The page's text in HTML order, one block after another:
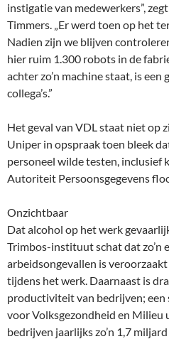
instigatie van medewerkers”,
Timmers. „Er werd toen op het
Nadien zijn we blijven
hier ruim 1.300 robots in de
achter zo’n machine staat, is een
collega’s.”
Het geval van VDL staat niet op
Uniper in opspraak toen bleek
personeel wilde testen, inclusief
Autoriteit Persoonsgegevens
Onzichtbaar
Dat alcohol op het werk
Trimbos-instituut schat dat zo’n
arbeidsongevallen is
tijdens het werk. Daarnaast is
productiviteit van bedrijven;
voor Volksgezondheid en Milieu
bedrijven jaarlijks zo’n 1,7